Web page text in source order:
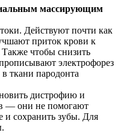
массирующим
Действуют почти как
приток крови к
чтобы снизить
электрофорез
ткани пародонта
дистрофию и
— они не помогают
и сохранить зубы. Для